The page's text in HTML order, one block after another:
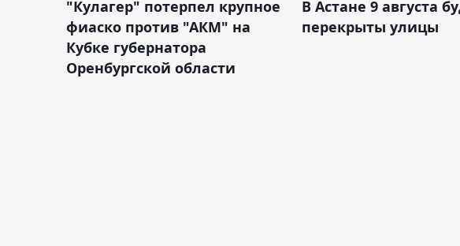
"Кулагер" потерпел крупное
фиаско против "АКМ" на
Кубке губернатора
Оренбургской области
В Астане 9 августа
перекрыты улицы